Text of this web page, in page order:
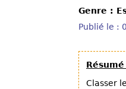
Genre :
Publié le :
Classer